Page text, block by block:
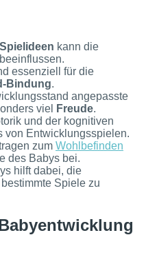
Spielideen kann die
essenziell für die
Bindung.
angepasste
viel
Freude.
und der kognitiven
von Entwicklungsspielen.
zum Wohlbefinden
des Babys bei.
hilft dabei, die
Spiele zu